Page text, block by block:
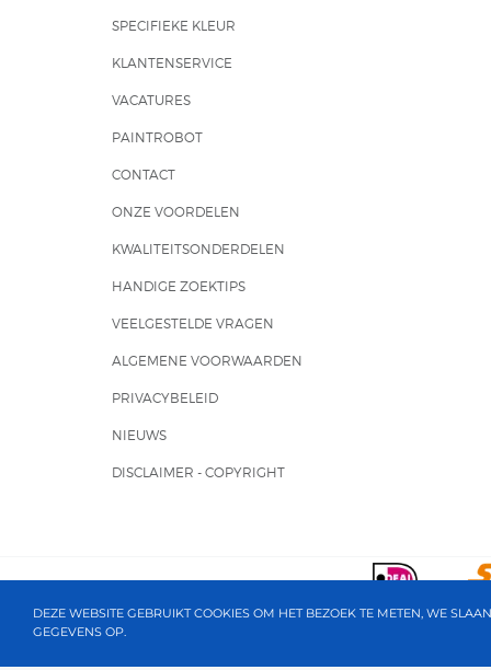
SPECIFIEKE KLEUR
KLANTENSERVICE
VACATURES
PAINTROBOT
CONTACT
ONZE VOORDELEN
KWALITEITSONDERDELEN
HANDIGE ZOEKTIPS
VEELGESTELDE VRAGEN
ALGEMENE VOORWAARDEN
PRIVACYBELEID
NIEUWS
DISCLAIMER - COPYRIGHT
ALLE BEDRAGEN ZIJN INCLUSIEF BTW
DEZE WEBSITE GEBRUIKT COOKIES OM HET BEZOEK TE METEN, WE
GEGEVENS OP.